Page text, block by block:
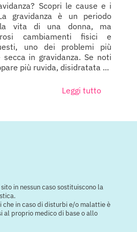
Scopri le cause e i
gravidanza è un periodo
vita di una donna, ma
cambiamenti fisici e
uno dei problemi più
in gravidanza. Se noti
più ruvida, disidratata ...
Leggi tutto
in nessun caso sostituiscono la
in caso di disturbi e/o malattie è
al proprio medico di base o allo